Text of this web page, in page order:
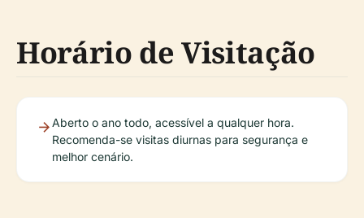
Horário de Visitação
Aberto o ano todo, acessível a qualquer hora.
Recomenda-se visitas diurnas para segurança e
melhor cenário.